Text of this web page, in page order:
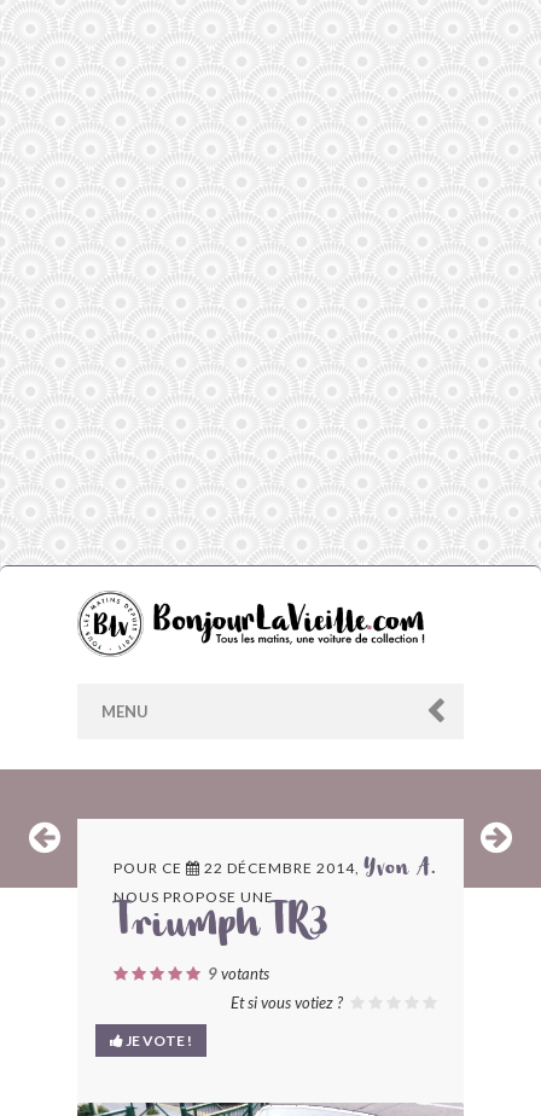
MENU
ARCHIVES
LES CONTRIBUTEURS
LE BLOG
BONJOURLAVIEILLE ?
POUR CE 22 DÉCEMBRE 2014, Yvon A.
NOUS PROPOSE UNE
Triumph TR3
9votants
Et si vous votiez ?
JE VOTE !